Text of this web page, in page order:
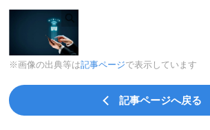
※画像の出典等は記事ページで表示しています
記事ページへ戻る